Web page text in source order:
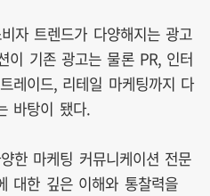
자 트렌드가 다양해지는 광고
이 기존 광고는 물론 PR, 인터
레이드, 리테일 마케팅까지 다
바탕이 됐다.
한 마케팅 커뮤니케이션 전문
대한 깊은 이해와 통찰력을